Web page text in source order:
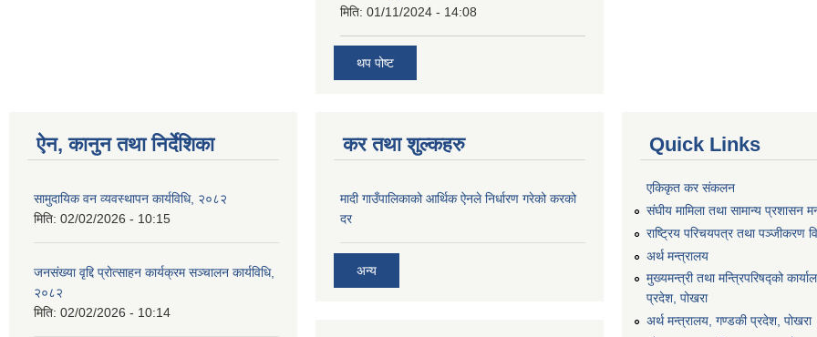
मिति: 01/11/2024 - 14:08
थप पोष्ट
ऐन, कानुन तथा निर्देशिका
सामुदायिक वन व्यवस्थापन कार्यविधि, २०८२
मिति: 02/02/2026 - 10:15
जनसंख्या वृद्दि प्रोत्साहन कार्यक्रम सञ्‍चालन कार्यविधि,
२०८२
मिति: 02/02/2026 - 10:14
कर तथा शुल्कहरु
मादी गाउँपालिकाको आर्थिक ऐनले निर्धारण गरेको करको
दर
अन्य
Quick Links
एकिकृत कर संकलन
संघीय मामिला तथा सामान्य प्रशासन
राष्ट्रिय परिचयपत्र तथा पञ्जीकरण
अर्थ मन्त्रालय
मुख्यमन्त्री तथा मन्त्रिपरिषद्को
प्रदेश, पोखरा
अर्थ मन्त्रालय, गण्डकी प्रदेश, पोखरा